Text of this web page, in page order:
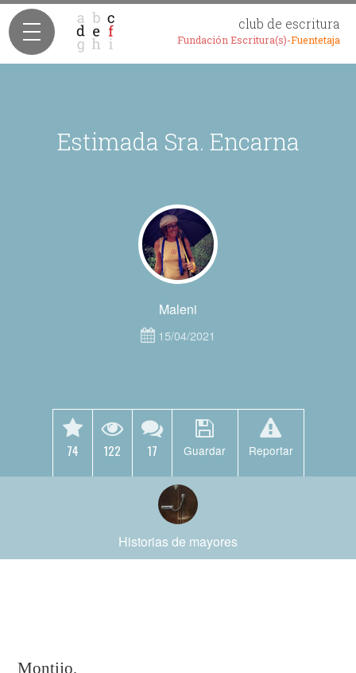
club de escritura
Fundación Escritura(s)-Fuentetaja
Estimada Sra. Encarna
Maleni
15/04/2021
74 122 17 Guardar Reportar
Historias de mayores
Montijo,